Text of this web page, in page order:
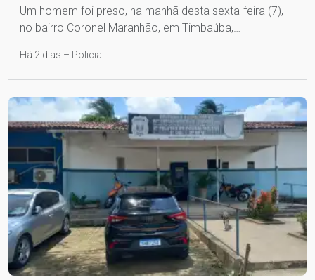
Um homem foi preso, na manhã desta sexta-feira (7),
no bairro Coronel Maranhão, em Timbaúba,…
Há 2 dias – Policial